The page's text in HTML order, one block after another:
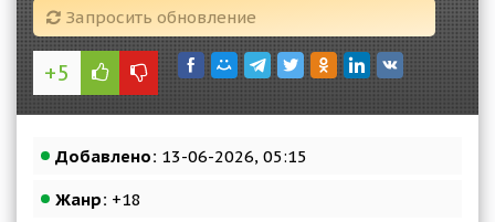
Запросить обновление
+5
Добавлено: 13-06-2026, 05:15
Жанр: +18